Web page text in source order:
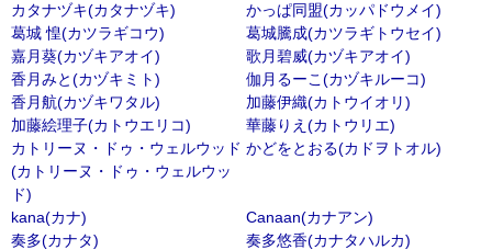
カタナヅキ(カタナヅキ)
かっぱ同盟(カッパドウメイ)
葛城 惶(カツラギコウ)
葛城騰成(カツラギトウセイ)
嘉月葵(カヅキアオイ)
歌月碧威(カヅキアオイ)
香月みと(カヅキミト)
伽月るーこ(カヅキルーコ)
香月航(カヅキワタル)
加藤伊織(カトウイオリ)
加藤絵理子(カトウエリコ)
華藤りえ(カトウリエ)
カトリーヌ・ドゥ・ウェルウッド
(カトリーヌ・ドゥ・ウェルウッ
ド)
かどをとおる(カドヲトオル)
kana(カナ)
Canaan(カナアン)
奏多(カナタ)
奏多悠香(カナタハルカ)